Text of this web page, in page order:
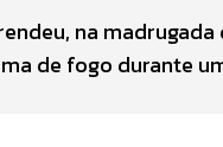
na
de fogo durante